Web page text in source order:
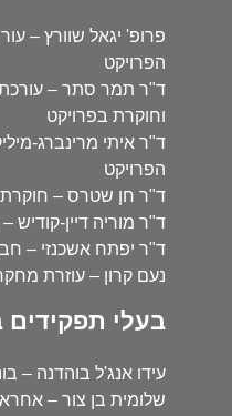
פרופ' יגאל שוורץ –
הפרויקט
ד"ר תמר סתר –
וחוקרת בפרויקט
ד"ר איתי מרינברג-
הפרויקט
ד"ר חן שטרס –
ד"ר מוריה דיין-
ד"ר יפתח אשכנזי –
נעם קרון – עוזרת
בעלי
עידו אנג'ל בוהדנה –
שלומית בן צור –